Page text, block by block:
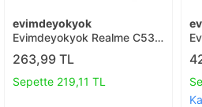
evimdeyokyok
Evimdeyokyok Realme C53
3d Antistatik Mat Seramik
Nano Ekran Koruyucu T20
263,99 TL
Sepette 219,11 TL